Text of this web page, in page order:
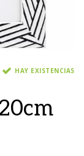
HAY EXISTENCIAS